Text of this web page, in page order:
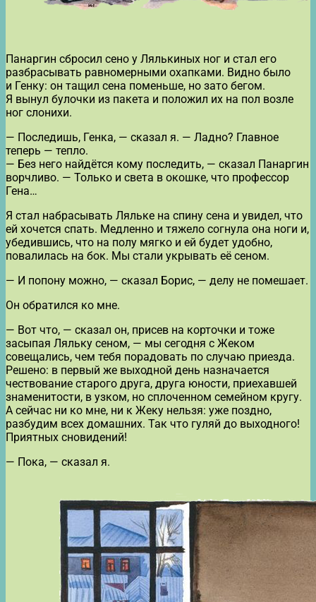
Панаргин сбросил сено у Лялькиных ног и стал его
разбрасывать равномерными охапками. Видно было
и Генку: он тащил сена поменьше, но зато бегом.
Я вынул булочки из пакета и положил их на пол возле
ног слонихи.
— Последишь, Генка, — сказал я. — Ладно? Главное
теперь — тепло.
— Без него найдётся кому последить, — сказал Панаргин
ворчливо. — Только и света в окошке, что профессор
Гена…
Я стал набрасывать Ляльке на спину сена и увидел, что
ей хочется спать. Медленно и тяжело согнула она ноги и,
убедившись, что на полу мягко и ей будет удобно,
повалилась на бок. Мы стали укрывать её сеном.
— И попону можно, — сказал Борис, — делу не помешает.
Он обратился ко мне.
— Вот что, — сказал он, присев на корточки и тоже
засыпая Ляльку сеном, — мы сегодня с Жеком
совещались, чем тебя порадовать по случаю приезда.
Решено: в первый же выходной день назначается
чествование старого друга, друга юности, приехавшей
знаменитости, в узком, но сплоченном семейном кругу.
А сейчас ни ко мне, ни к Жеку нельзя: уже поздно,
разбудим всех домашних. Так что гуляй до выходного!
Приятных сновидений!
— Пока, — сказал я.